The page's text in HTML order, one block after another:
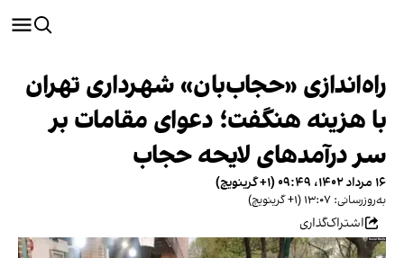
راه‌اندازی «حجاب‌بان» شهرداری تهران
با هزینه هنگفت؛ دعوای مقامات بر
سر درآمدهای لایحه حجاب
۱۶ مرداد ۱۴۰۲، ۰۹:۴۹ (‎+۱ گرینویچ)
به‌روزرسانی: ۱۳:۰۷ (‎+۱ گرینویچ)
اشتراک‌گذاری